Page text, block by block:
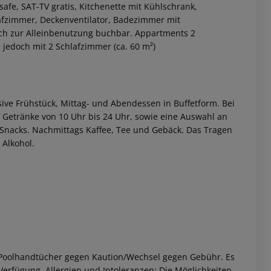
SAT-TV gratis, Kitchenette mit Kühlschrank,
Deckenventilator, Badezimmer mit
zur Alleinbenutzung buchbar. Appartments 2
mit 2 Schlafzimmer (ca. 60 m²)
Frühstück, Mittag- und Abendessen in Buffetform. Bei
von 10 Uhr bis 24 Uhr, sowie eine Auswahl an
Nachmittags Kaffee, Tee und Gebäck. Das Tragen
gegen Kaution/Wechsel gegen Gebühr. Es